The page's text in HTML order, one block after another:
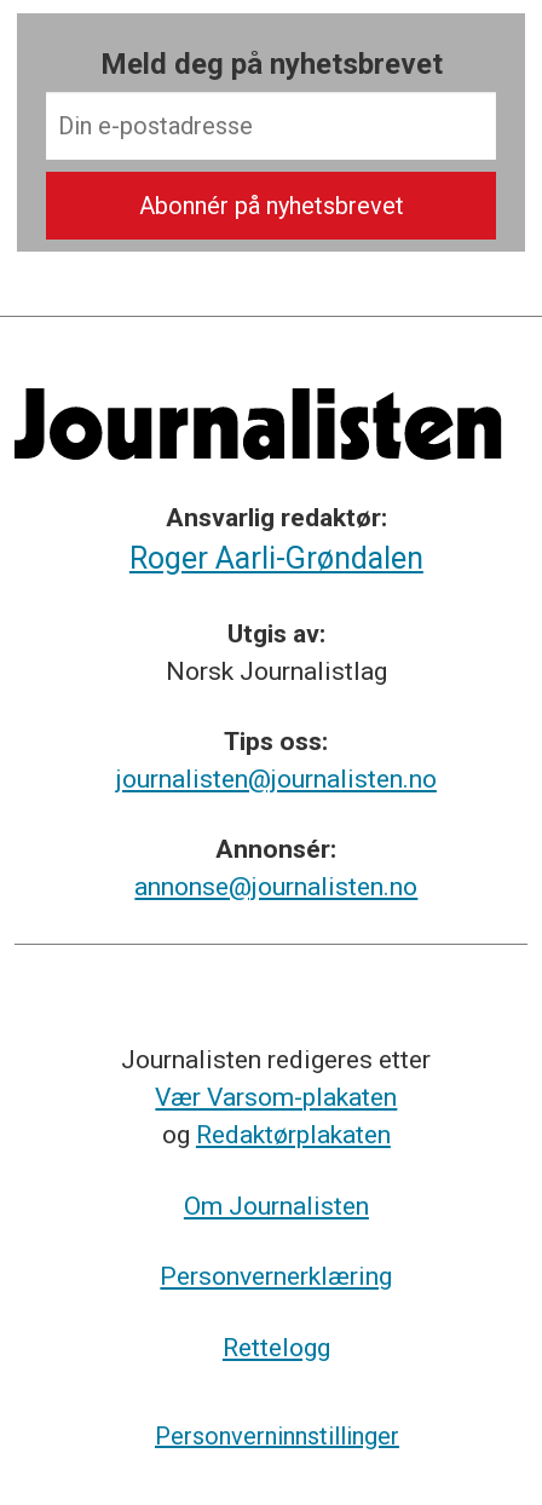
Meld deg på nyhetsbrevet
Ansvarlig redaktør:
Roger Aarli-Grøndalen
Utgis av:
Norsk Journalistlag
Tips oss:
journalisten@journalisten.no
Annonsér:
annonse@journalisten.no
Journalisten redigeres etter
Vær Varsom-plakaten
og Redaktørplakaten
Om Journalisten
Personvernerklæring
Rettelogg
Personverninnstillinger